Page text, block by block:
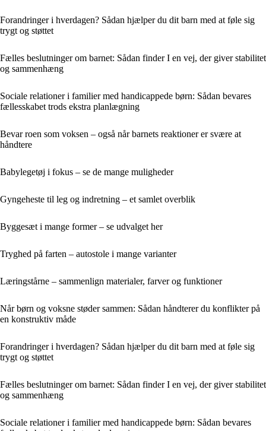
Forandringer i hverdagen? Sådan hjælper du dit barn med at føle sig
trygt og støttet
Fælles beslutninger om barnet: Sådan finder I en vej, der giver stabilitet
og sammenhæng
Sociale relationer i familier med handicappede børn: Sådan bevares
fællesskabet trods ekstra planlægning
Bevar roen som voksen – også når barnets reaktioner er svære at
håndtere
Babylegetøj i fokus – se de mange muligheder
Gyngeheste til leg og indretning – et samlet overblik
Byggesæt i mange former – se udvalget her
Tryghed på farten – autostole i mange varianter
Læringstårne – sammenlign materialer, farver og funktioner
Når børn og voksne støder sammen: Sådan håndterer du konflikter på
en konstruktiv måde
Forandringer i hverdagen? Sådan hjælper du dit barn med at føle sig
trygt og støttet
Fælles beslutninger om barnet: Sådan finder I en vej, der giver stabilitet
og sammenhæng
Sociale relationer i familier med handicappede børn: Sådan bevares